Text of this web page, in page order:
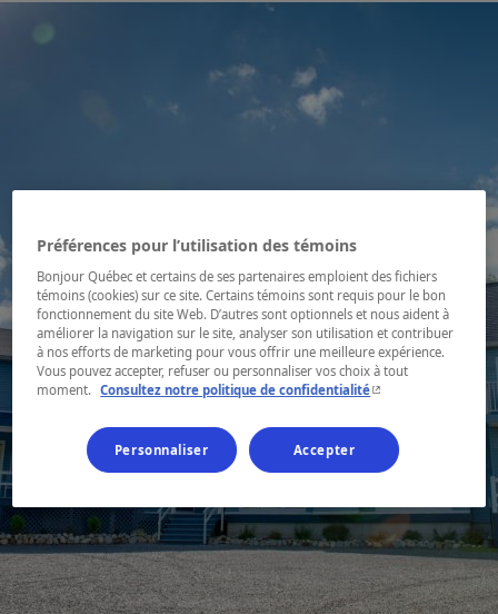
Préférences pour l’utilisation des témoins
Bonjour Québec et certains de ses partenaires emploient des fichiers
témoins (cookies) sur ce site. Certains témoins sont requis pour le bon
fonctionnement du site Web. D’autres sont optionnels et nous aident à
améliorer la navigation sur le site, analyser son utilisation et contribuer
à nos efforts de marketing pour vous offrir une meilleure expérience.
Vous pouvez accepter, refuser ou personnaliser vos choix à tout
moment. Consultez notre politique de confidentialité- Cet hyperlien
Personnaliser Accepter